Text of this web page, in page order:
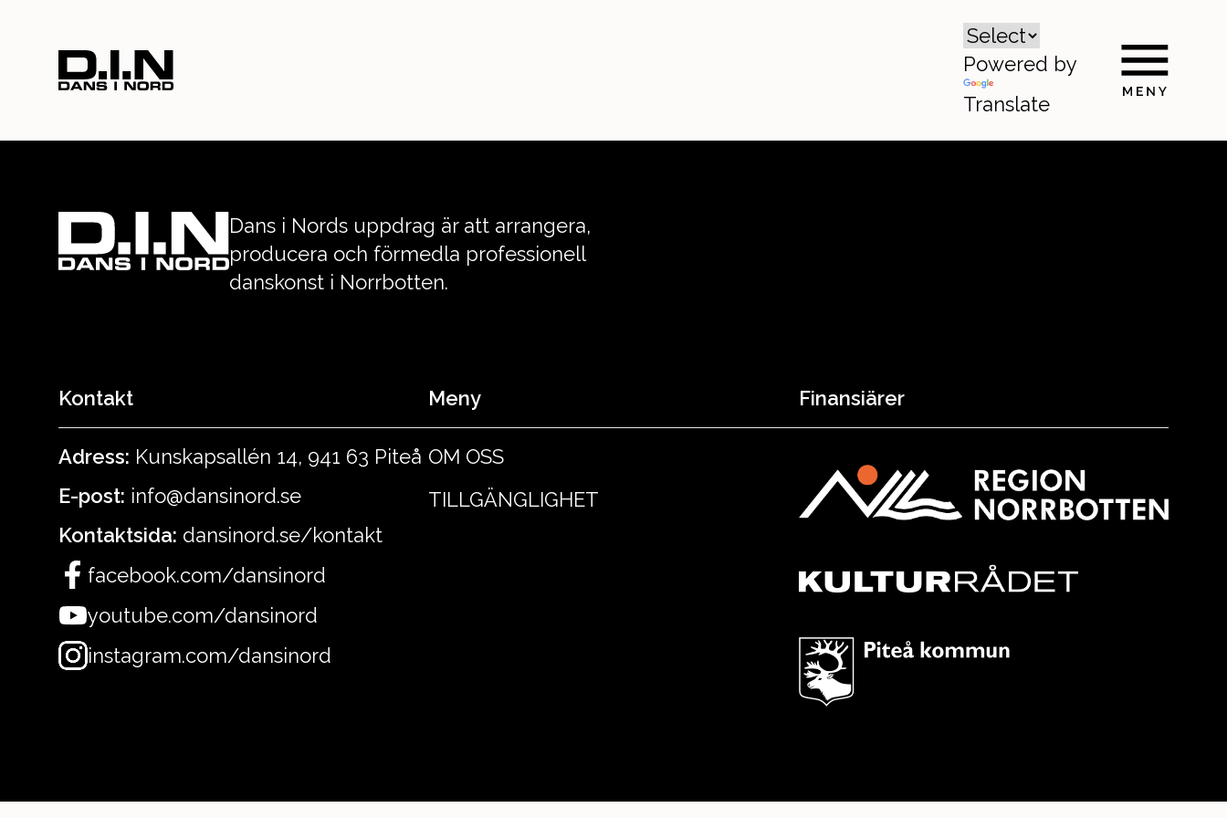
Powered by
Translate
Dans i Nords uppdrag är att arrangera,
producera och förmedla professionell
danskonst i Norrbotten.
Kontakt
Adress: Kunskapsallén 14, 941 63 Piteå
E-post: info@dansinord.se
Kontaktsida: dansinord.se/kontakt
facebook.com/dansinord
youtube.com/dansinord
instagram.com/dansinord
Meny
OM OSS
TILLGÄNGLIGHET
Finansiärer